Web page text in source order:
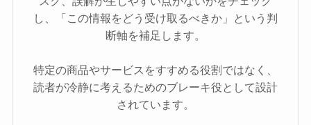
し、「この情報をどう受け取るべきか」という判
断軸を補足します。
特定の商品やサービスをすすめる役割ではなく、
読者が冷静に考えるためのブレーキ役として設計
されています。